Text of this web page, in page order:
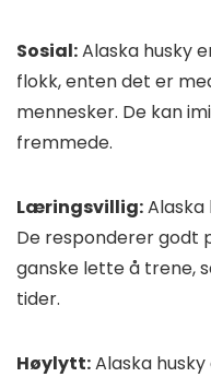
Sosial:Alaska husky
flokk, enten det er
mennesker. De kan
fremmede.
Læringsvillig:
De responderer godt
ganske lette å trene,
tider.
Høylytt:Alaska